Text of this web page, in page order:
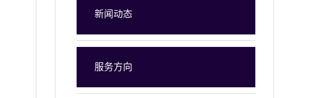
新闻动态
服务方向